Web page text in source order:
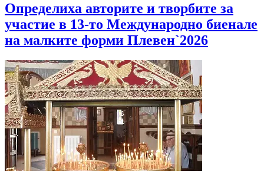
Определиха авторите и творбите за
участие в 13-то Международно биенале
на малките форми Плевен`2026